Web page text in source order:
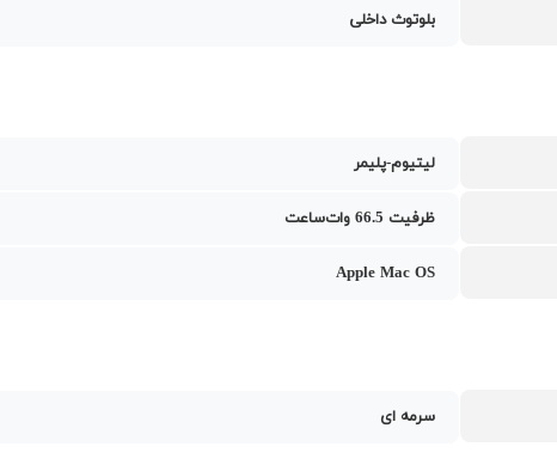
بلوتوث داخلی
لیتیوم-پلیمر
ظرفیت 66.5 وات‌ساعت
Apple Mac OS
سرمه ای